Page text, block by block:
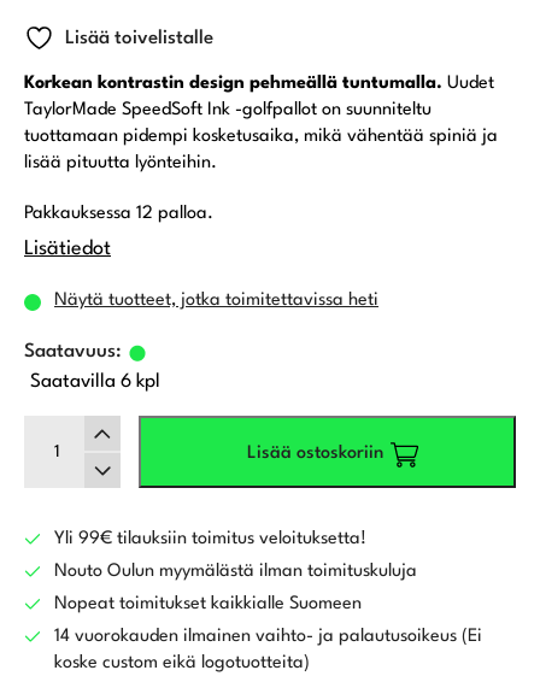
Lisää toivelistalle
Korkean kontrastin design pehmeällä tuntumalla. Uudet
TaylorMade SpeedSoft Ink -golfpallot on suunniteltu
tuottamaan pidempi kosketusaika, mikä vähentää spiniä ja
lisää pituutta lyönteihin.
Pakkauksessa 12 palloa.
Lisätiedot
Näytä tuotteet, jotka toimitettavissa heti
Saatavilla 6 kpl
TaylorMade
Speed
sininen
määrä
Lisää ostoskoriin
Yli 99€ tilauksiin toimitus veloituksetta!
Nouto Oulun myymälästä ilman toimituskuluja
Nopeat toimitukset kaikkialle Suomeen
14 vuorokauden ilmainen vaihto- ja palautusoikeus (Ei
koske custom eikä logotuotteita)